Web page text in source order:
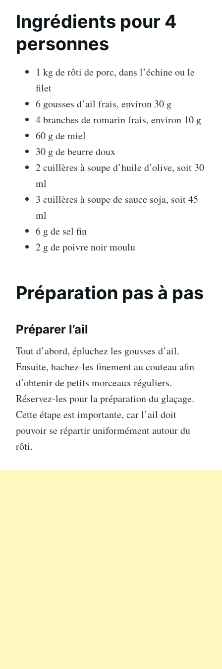
Ingrédients pour 4
personnes
1 kg de rôti de porc, dans l’échine ou le
filet
6 gousses d’ail frais, environ 30 g
4 branches de romarin frais, environ 10 g
60 g de miel
30 g de beurre doux
2 cuillères à soupe d’huile d’olive, soit 30
ml
3 cuillères à soupe de sauce soja, soit 45
ml
6 g de sel fin
2 g de poivre noir moulu
Préparation pas à pas
Préparer l’ail
Tout d’abord, épluchez les gousses d’ail.
Ensuite, hachez-les finement au couteau afin
d’obtenir de petits morceaux réguliers.
Réservez-les pour la préparation du glaçage.
Cette étape est importante, car l’ail doit
pouvoir se répartir uniformément autour du
rôti.